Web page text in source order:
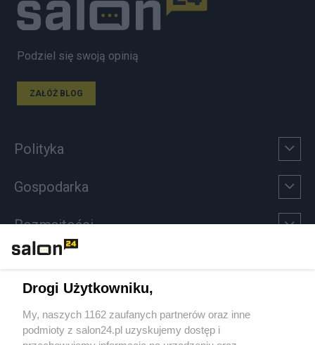
Podziel się swoją opinią
ZAŁÓŻ BLOG
Polityka
Gospodarka
Rozmaitości
Sport
Społeczeństwo
Drogi Użytkowniku,
My, naszych 1162 zaufanych partnerów oraz inne
podmioty z salon24.pl uzyskujemy dostęp i